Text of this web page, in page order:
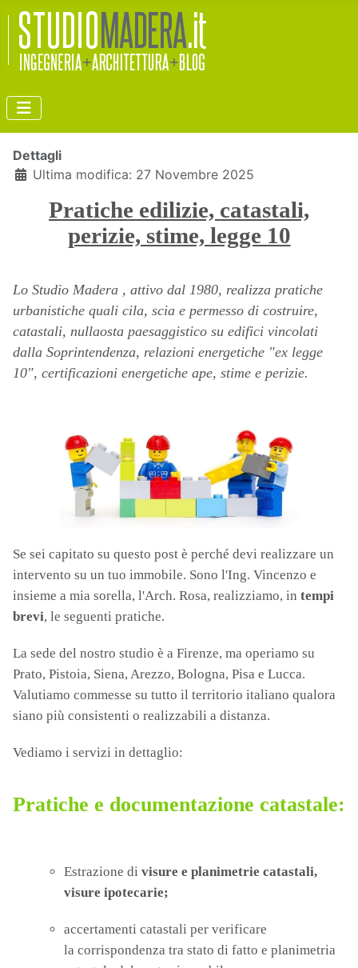
Dettagli
Ultima modifica: 27 Novembre 2025
Pratiche edilizie, catastali,
perizie, stime, legge 10
Lo Studio Madera , attivo dal 1980, realizza pratiche
urbanistiche quali cila, scia e permesso di costruire,
catastali, nullaosta paesaggistico su edifici vincolati
dalla Soprintendenza, relazioni energetiche "ex legge
10", certificazioni energetiche ape, stime e perizie.
Se sei capitato su questo post è perché devi realizzare un
intervento su un tuo immobile. Sono l'Ing. Vincenzo e
insieme a mia sorella, l'Arch. Rosa, realizziamo, in tempi
brevi, le seguenti pratiche.
La sede del nostro studio è a Firenze, ma operiamo su
Prato, Pistoia, Siena, Arezzo, Bologna, Pisa e Lucca.
Valutiamo commesse su tutto il territorio italiano qualora
siano più consistenti o realizzabili a distanza.
Vediamo i servizi in dettaglio:
Pratiche e documentazione catastale:
Estrazione di visure e planimetrie catastali,
visure ipotecarie;
accertamenti catastali per verificare
la corrispondenza tra stato di fatto e planimetria